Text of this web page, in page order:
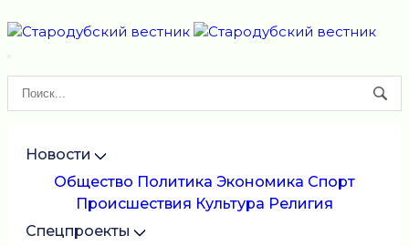
Новости
Общество Политика Экономика Спорт
Происшествия Культура Религия
Спецпроекты